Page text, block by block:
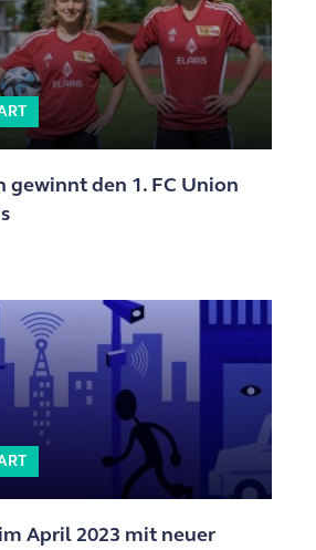
gewinnt den 1. FC Union
April 2023 mit neuer